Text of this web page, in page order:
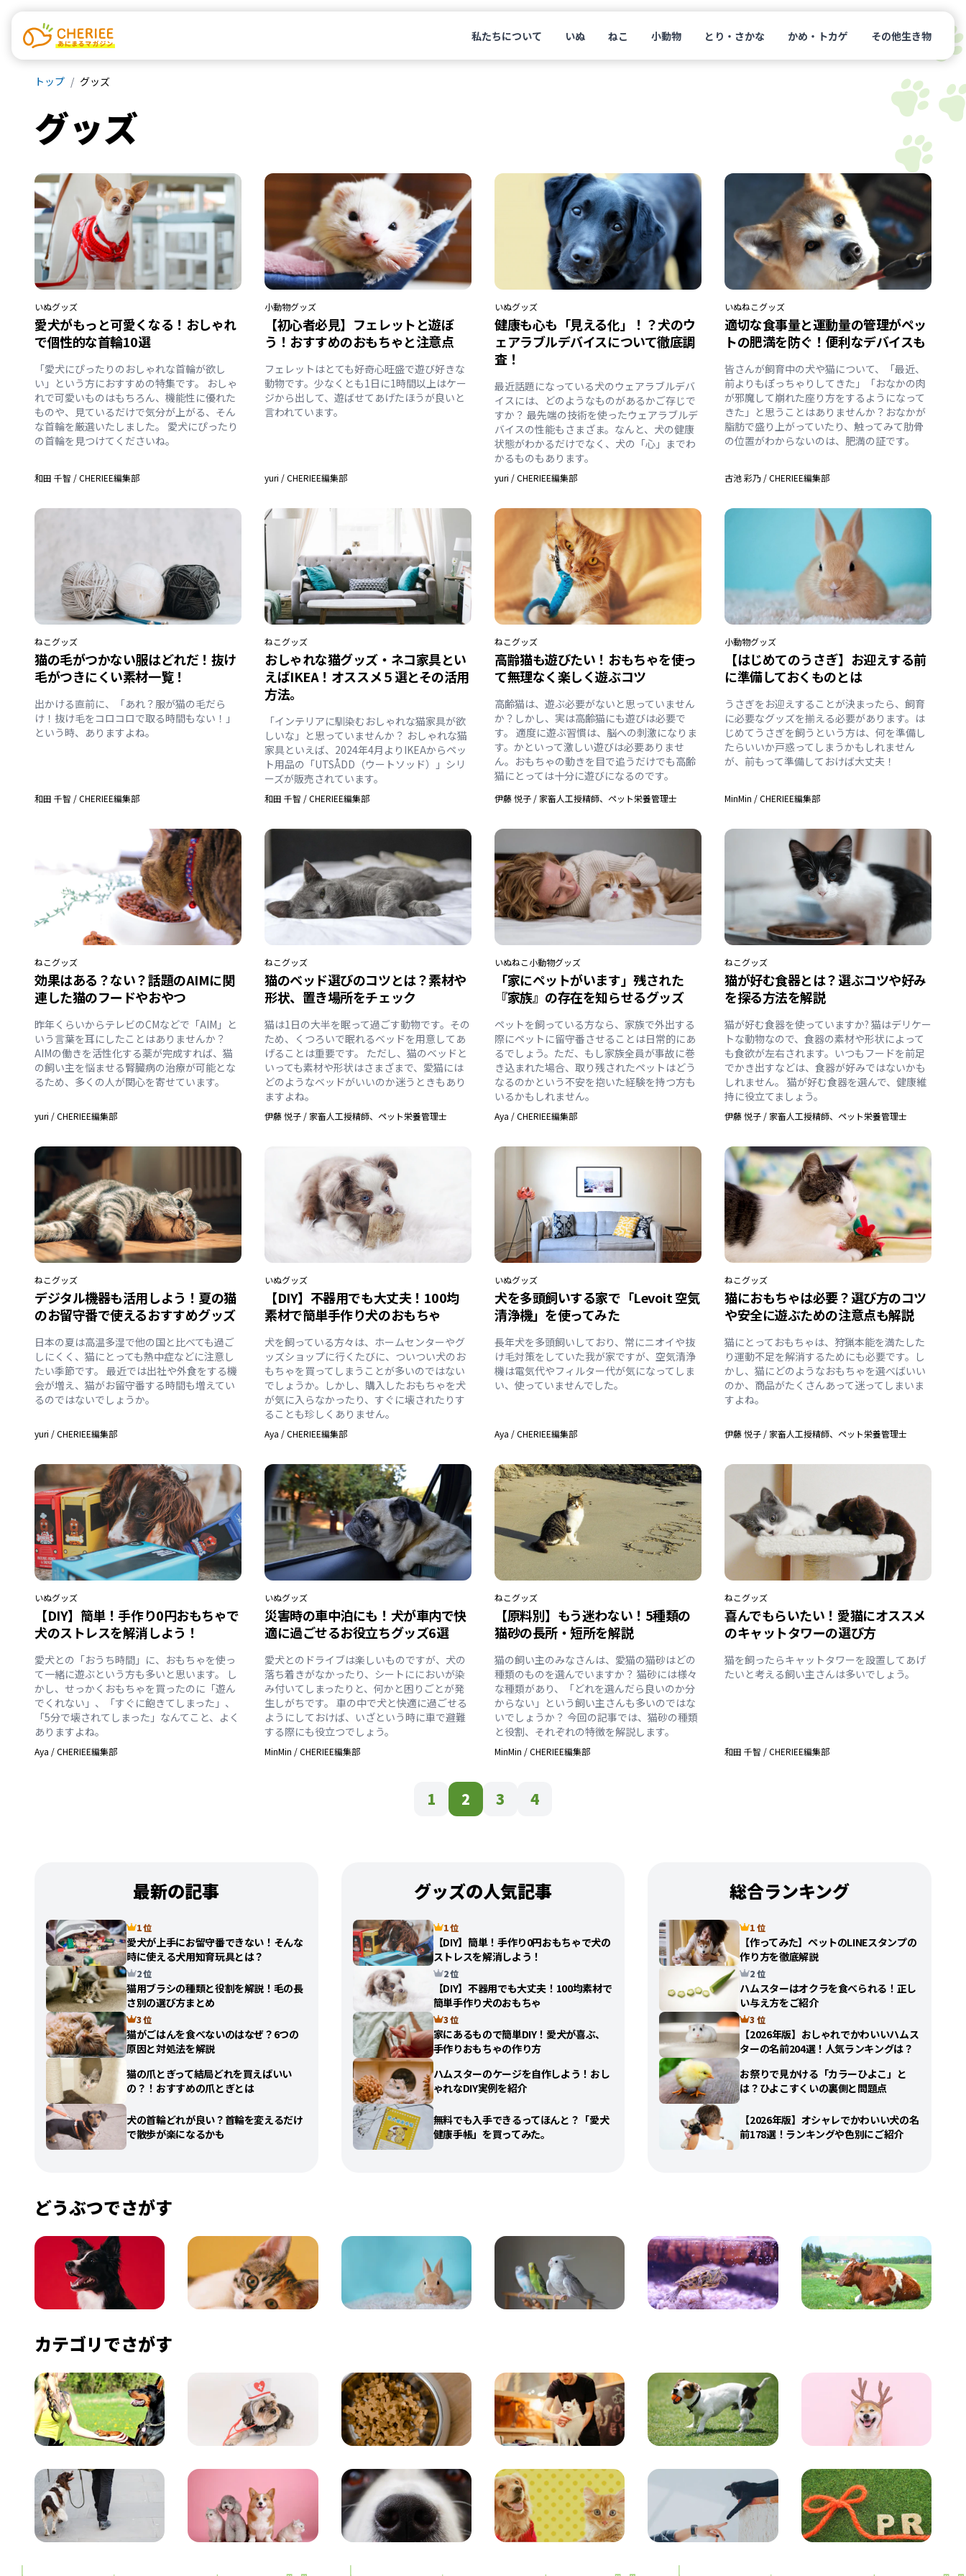
私たちについて いぬ ねこ 小動物 とり・さかな かめ・トカゲ その他生き物
トップ グッズ
グッズ
いぬグッズ
愛犬がもっと可愛くなる！おしゃれ
で個性的な首輪10選
「愛犬にぴったりのおしゃれな首輪が欲し
い」という方におすすめの特集です。 おしゃ
れで可愛いものはもちろん、機能性に優れた
ものや、見ているだけで気分が上がる、そん
な首輪を厳選いたしました。 愛犬にぴったり
の首輪を見つけてくださいね。
和田 千智 /CHERIEE編集部
小動物グッズ
【初心者必見】フェレットと遊ぼ
う！おすすめのおもちゃと注意点
フェレットはとても好奇心旺盛で遊び好きな
動物です。少なくとも1日に1時間以上はケー
ジから出して、遊ばせてあげたほうが良いと
言われています。
yuri /CHERIEE編集部
いぬグッズ
健康も心も「見える化」！？犬のウ
ェアラブルデバイスについて徹底調
査！
最近話題になっている犬のウェアラブルデバ
イスには、どのようなものがあるかご存じで
すか？ 最先端の技術を使ったウェアラブルデ
バイスの性能もさまざま。なんと、犬の健康
状態がわかるだけでなく、犬の「心」までわ
かるものもあります。
yuri /CHERIEE編集部
いぬねこグッズ
適切な食事量と運動量の管理がペッ
トの肥満を防ぐ！便利なデバイスも
皆さんが飼育中の犬や猫について、「最近、
前よりもぽっちゃりしてきた」「おなかの肉
が邪魔して崩れた座り方をするようになって
きた」と思うことはありませんか？おなかが
脂肪で盛り上がっていたり、触ってみて肋骨
の位置がわからないのは、肥満の証です。
古池 彩乃 /CHERIEE編集部
ねこグッズ
猫の毛がつかない服はどれだ！抜け
毛がつきにくい素材一覧！
出かける直前に、「あれ？服が猫の毛だら
け！抜け毛をコロコロで取る時間もない！」
という時、ありますよね。
和田 千智 /CHERIEE編集部
ねこグッズ
おしゃれな猫グッズ・ネコ家具とい
えばIKEA！オススメ５選とその活用
方法。
「インテリアに馴染むおしゃれな猫家具が欲
しいな」と思っていませんか？ おしゃれな猫
家具といえば、2024年4月よりIKEAからペッ
ト用品の「UTSÅDD（ウートソッド）」シリ
ーズが販売されています。
和田 千智 /CHERIEE編集部
ねこグッズ
高齢猫も遊びたい！おもちゃを使っ
て無理なく楽しく遊ぶコツ
高齢猫は、遊ぶ必要がないと思っていません
か？しかし、実は高齢猫にも遊びは必要で
す。 適度に遊ぶ習慣は、脳への刺激になりま
す。かといって激しい遊びは必要ありませ
ん。おもちゃの動きを目で追うだけでも高齢
猫にとっては十分に遊びになるのです。
伊藤 悦子 / 家畜人工授精師、ペット栄養管理士
小動物グッズ
【はじめてのうさぎ】お迎えする前
に準備しておくものとは
うさぎをお迎えすることが決まったら、飼育
に必要なグッズを揃える必要があります。は
じめてうさぎを飼うという方は、何を準備し
たらいいか戸惑ってしまうかもしれません
が、前もって準備しておけば大丈夫！
MinMin /CHERIEE編集部
ねこグッズ
効果はある？ない？話題のAIMに関
連した猫のフードやおやつ
昨年くらいからテレビのCMなどで「AIM」と
いう言葉を耳にしたことはありませんか？
AIMの働きを活性化する薬が完成すれば、猫
の飼い主を悩ませる腎臓病の治療が可能とな
るため、多くの人が関心を寄せています。
yuri /CHERIEE編集部
ねこグッズ
猫のベッド選びのコツとは？素材や
形状、置き場所をチェック
猫は1日の大半を眠って過ごす動物です。その
ため、くつろいで眠れるベッドを用意してあ
げることは重要です。 ただし、猫のベッドと
いっても素材や形状はさまざまで、愛猫には
どのようなベッドがいいのか迷うときもあり
ますよね。
伊藤 悦子 / 家畜人工授精師、ペット栄養管理士
いぬねこ小動物グッズ
「家にペットがいます」残された
『家族』の存在を知らせるグッズ
ペットを飼っている方なら、家族で外出する
際にペットに留守番させることは日常的にあ
るでしょう。ただ、もし家族全員が事故に巻
き込まれた場合、取り残されたペットはどう
なるのかという不安を抱いた経験を持つ方も
いるかもしれません。
Aya /CHERIEE編集部
ねこグッズ
猫が好む食器とは？選ぶコツや好み
を探る方法を解説
猫が好む食器を使っていますか? 猫はデリケー
トな動物なので、食器の素材や形状によって
も食欲が左右されます。いつもフードを前足
でかき出すなどは、食器が好みではないかも
しれません。 猫が好む食器を選んで、健康維
持に役立てましょう。
伊藤 悦子 / 家畜人工授精師、ペット栄養管理士
ねこグッズ
デジタル機器も活用しよう！夏の猫
のお留守番で使えるおすすめグッズ
日本の夏は高温多湿で他の国と比べても過ご
しにくく、猫にとっても熱中症などに注意し
たい季節です。 最近では出社や外食をする機
会が増え、猫がお留守番する時間も増えてい
るのではないでしょうか。
yuri /CHERIEE編集部
いぬグッズ
【DIY】不器用でも大丈夫！100均
素材で簡単手作り犬のおもちゃ
犬を飼っている方々は、ホームセンターやグ
ッズショップに行くたびに、ついつい犬のお
もちゃを買ってしまうことが多いのではない
でしょうか。しかし、購入したおもちゃを犬
が気に入らなかったり、すぐに壊されたりす
ることも珍しくありません。
Aya /CHERIEE編集部
いぬグッズ
犬を多頭飼いする家で「Levoit 空気
清浄機」を使ってみた
長年犬を多頭飼いしており、常にニオイや抜
け毛対策をしていた我が家ですが、空気清浄
機は電気代やフィルター代が気になってしま
い、使っていませんでした。
Aya /CHERIEE編集部
ねこグッズ
猫におもちゃは必要？選び方のコツ
や安全に遊ぶための注意点も解説
猫にとっておもちゃは、狩猟本能を満たした
り運動不足を解消するためにも必要です。し
かし、猫にどのようなおもちゃを選べばいい
のか、商品がたくさんあって迷ってしまいま
すよね。
伊藤 悦子 / 家畜人工授精師、ペット栄養管理士
いぬグッズ
【DIY】簡単！手作り0円おもちゃで
犬のストレスを解消しよう！
愛犬との「おうち時間」に、おもちゃを使っ
て一緒に遊ぶという方も多いと思います。 し
かし、せっかくおもちゃを買ったのに「遊ん
でくれない」、「すぐに飽きてしまった」、
「5分で壊されてしまった」なんてこと、よく
ありますよね。
Aya /CHERIEE編集部
いぬグッズ
災害時の車中泊にも！犬が車内で快
適に過ごせるお役立ちグッズ6選
愛犬とのドライブは楽しいものですが、犬の
落ち着きがなかったり、シートににおいが染
み付いてしまったりと、何かと困りごとが発
生しがちです。 車の中で犬と快適に過ごせる
ようにしておけば、いざという時に車で避難
する際にも役立つでしょう。
MinMin /CHERIEE編集部
ねこグッズ
【原料別】もう迷わない！5種類の
猫砂の長所・短所を解説
猫の飼い主のみなさんは、愛猫の猫砂はどの
種類のものを選んでいますか？ 猫砂には様々
な種類があり、「どれを選んだら良いのか分
からない」という飼い主さんも多いのではな
いでしょうか？ 今回の記事では、猫砂の種類
と役割、それぞれの特徴を解説します。
MinMin /CHERIEE編集部
ねこグッズ
喜んでもらいたい！愛猫にオススメ
のキャットタワーの選び方
猫を飼ったらキャットタワーを設置してあげ
たいと考える飼い主さんは多いでしょう。
和田 千智 /CHERIEE編集部
1 2 3 4
最新の記事
1 位
愛犬が上手にお留守番できない！そんな
時に使える犬用知育玩具とは？
2 位
猫用ブラシの種類と役割を解説！毛の長
さ別の選び方まとめ
3 位
猫がごはんを食べないのはなぜ？6つの
原因と対処法を解説
猫の爪とぎって結局どれを買えばいい
の？！おすすめの爪とぎとは
犬の首輪どれが良い？首輪を変えるだけ
で散歩が楽になるかも
グッズの人気記事
1 位
【DIY】簡単！手作り0円おもちゃで犬の
ストレスを解消しよう！
2 位
【DIY】不器用でも大丈夫！100均素材で
簡単手作り犬のおもちゃ
3 位
家にあるもので簡単DIY！愛犬が喜ぶ、
手作りおもちゃの作り方
ハムスターのケージを自作しよう！おし
ゃれなDIY実例を紹介
無料でも入手できるってほんと？「愛犬
健康手帳」を買ってみた。
総合ランキング
1 位
【作ってみた】ペットのLINEスタンプの
作り方を徹底解説
2 位
ハムスターはオクラを食べられる！正し
い与え方をご紹介
3 位
【2026年版】おしゃれでかわいいハムス
ターの名前204選！人気ランキングは？
お祭りで見かける「カラーひよこ」と
は？ひよこすくいの裏側と問題点
【2026年版】オシャレでかわいい犬の名
前178選！ランキングや色別にご紹介
どうぶつでさがす
カテゴリでさがす